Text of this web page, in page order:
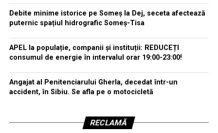
Debite minime istorice pe Someș la Dej, seceta afectează
puternic spațiul hidrografic Someș-Tisa
APEL la populație, companii și instituții: REDUCEȚI
consumul de energie în intervalul orar 19:00-23:00!
Angajat al Penitenciarului Gherla, decedat într-un
accident, în Sibiu. Se afla pe o motocicletă
RECLAMĂ